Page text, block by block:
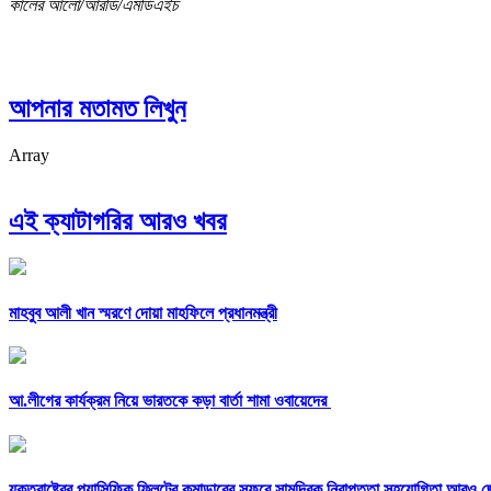
কালের আলো/আরডি/এমডিএইচ
আপনার মতামত লিখুন
Array
এই ক্যাটাগরির আরও খবর
মাহবুব আলী খান স্মরণে দোয়া মাহফিলে প্রধানমন্ত্রী
আ.লীগের কার্যক্রম নিয়ে ভারতকে কড়া বার্তা শামা ওবায়েদের